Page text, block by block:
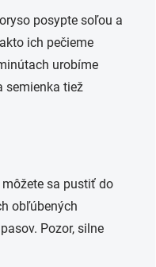
posypte soľou a
ich pečieme
urobíme
semienka tiež
sa pustiť do
obľúbených
Pozor, silne